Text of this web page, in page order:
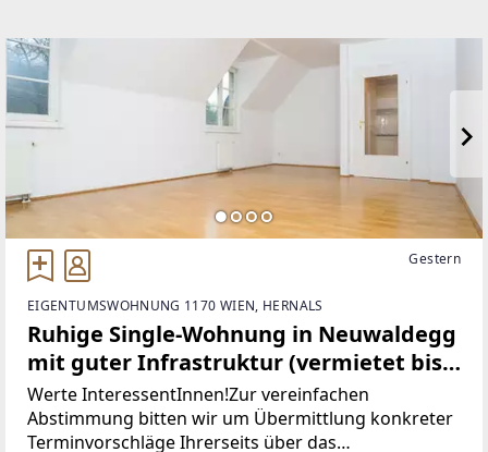
Gestern
EIGENTUMSWOHNUNG 1170 WIEN, HERNALS
Ruhige Single-Wohnung in Neuwaldegg
mit guter Infrastruktur (vermietet bis
2029)
Werte InteressentInnen!Zur vereinfachen
Abstimmung bitten wir um Übermittlung konkreter
Terminvorschläge Ihrerseits über das